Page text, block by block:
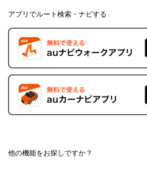
アプリでルート検索・ナビする
他の機能をお探しですか？